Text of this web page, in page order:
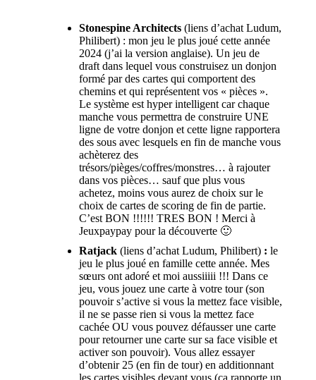
Stonespine Architects (liens d’achat Ludum,
Philibert) : mon jeu le plus joué cette année
2024 (j’ai la version anglaise). Un jeu de
draft dans lequel vous construisez un donjon
formé par des cartes qui comportent des
chemins et qui représentent vos « pièces ».
Le système est hyper intelligent car chaque
manche vous permettra de construire UNE
ligne de votre donjon et cette ligne rapportera
des sous avec lesquels en fin de manche vous
achèterez des
trésors/pièges/coffres/monstres… à rajouter
dans vos pièces… sauf que plus vous
achetez, moins vous aurez de choix sur le
choix de cartes de scoring de fin de partie.
C’est BON !!!!!! TRES BON ! Merci à
Jeuxpaypay pour la découverte 🙂
Ratjack (liens d’achatLudum, Philibert) : le
jeu le plus joué en famille cette année. Mes
sœurs ont adoré et moi aussiiiii !!! Dans ce
jeu, vous jouez une carte à votre tour (son
pouvoir s’active si vous la mettez face visible,
il ne se passe rien si vous la mettez face
cachée OU vous pouvez défausser une carte
pour retourner une carte sur sa face visible et
activer son pouvoir). Vous allez essayer
d’obtenir 25 (en fin de tour) en additionnant